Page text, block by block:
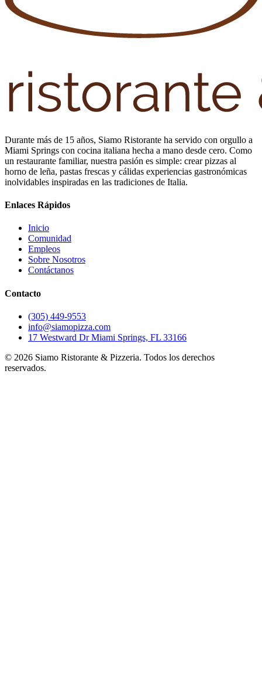
Durante más de 15 años, Siamo Ristorante ha servido con orgullo a
Miami Springs con cocina italiana hecha a mano desde cero. Como
un restaurante familiar, nuestra pasión es simple: crear pizzas al
horno de leña, pastas frescas y cálidas experiencias gastronómicas
inolvidables inspiradas en las tradiciones de Italia.
Enlaces Rápidos
Inicio
Comunidad
Empleos
Sobre Nosotros
Contáctanos
Contacto
(305) 449-9553
info@siamopizza.com
17 Westward Dr Miami Springs, FL 33166
© 2026 Siamo Ristorante & Pizzeria. Todos los derechos
reservados.